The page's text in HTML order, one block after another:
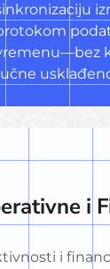
i
i